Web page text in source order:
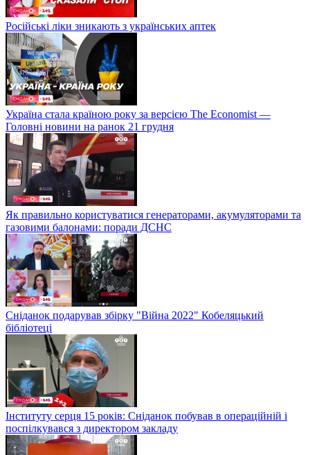
Російські ліки зникають з українських аптек
Україна стала країною року за версією The Economist —
Головні новини на ранок 21 грудня
Як правильно користуватися генераторами, акумуляторами та
газовими балонами: поради ДСНС
Сніданок подарував збірку "Війна 2022" Кобеляцький
бібліотеці
Інституту серця 15 років: Сніданок побував в операційній і
поспілкувався з директором закладу